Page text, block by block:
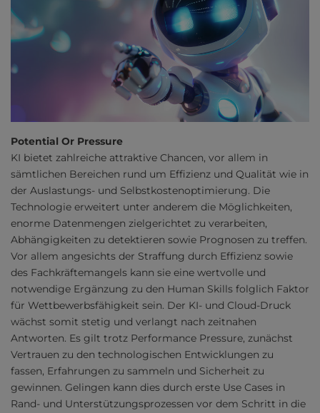
Potential Or Pressure
KI bietet zahlreiche attraktive Chancen, vor allem in
sämtlichen Bereichen rund um Effizienz und Qualität wie in
der Auslastungs- und Selbstkostenoptimierung. Die
Technologie erweitert unter anderem die Möglichkeiten,
enorme Datenmengen zielgerichtet zu verarbeiten,
Abhängigkeiten zu detektieren sowie Prognosen zu treffen.
Vor allem angesichts der Straffung durch Effizienz sowie
des Fachkräftemangels kann sie eine wertvolle und
notwendige Ergänzung zu den Human Skills folglich Faktor
für Wettbewerbsfähigkeit sein. Der KI- und Cloud-Druck
wächst somit stetig und verlangt nach zeitnahen
Antworten. Es gilt trotz Performance Pressure, zunächst
Vertrauen zu den technologischen Entwicklungen zu
fassen, Erfahrungen zu sammeln und Sicherheit zu
gewinnen. Gelingen kann dies durch erste Use Cases in
Rand- und Unterstützungsprozessen vor dem Schritt in die